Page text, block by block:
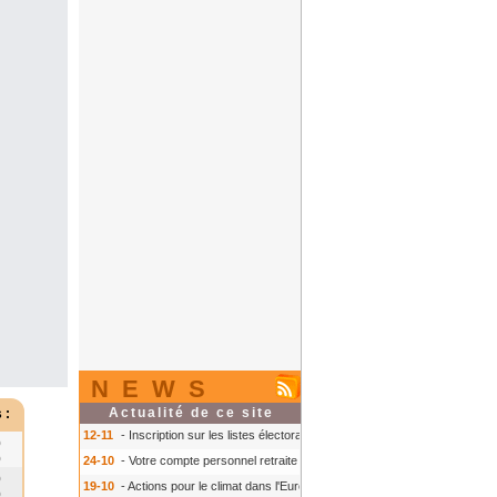
NEWS
Actualité de ce site
12-11 - Inscription sur les listes électorales : comment faire ?
24-10 - Votre compte personnel retraite sur info-retraite.fr
19-10 - Actions pour le climat dans l'Europe
: